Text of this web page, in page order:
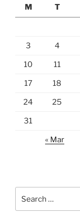
M
T
3 4
10 11
17 18
24 25
31
« Mar
for: